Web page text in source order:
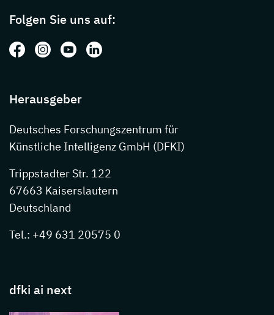
Folgen Sie uns auf:
Folgen Sie uns auf: Facebook
Folgen Sie uns auf: Instagram
Folgen Sie uns auf: Youtube
Folgen Sie uns auf: LinkedIn
Herausgeber
Deutsches Forschungszentrum für
Künstliche Intelligenz GmbH (DFKI)
Trippstadter Str. 122
67663 Kaiserslautern
Deutschland
Tel.: +49 631 20575 0
dfki ai next